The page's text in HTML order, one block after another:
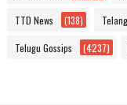
TTD News (138)
Telugu Gossips (4237)